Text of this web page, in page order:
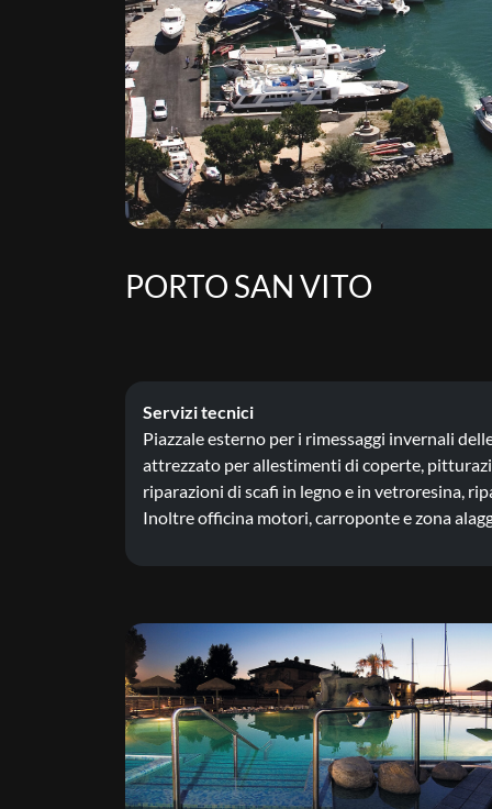
PORTO SAN VITO
Servizi tecnici
Piazzale esterno per i rimessaggi invernali
attrezzato per allestimenti di coperte,
riparazioni di scafi in legno e in vetroresina,
Inoltre officina motori, carroponte e zona